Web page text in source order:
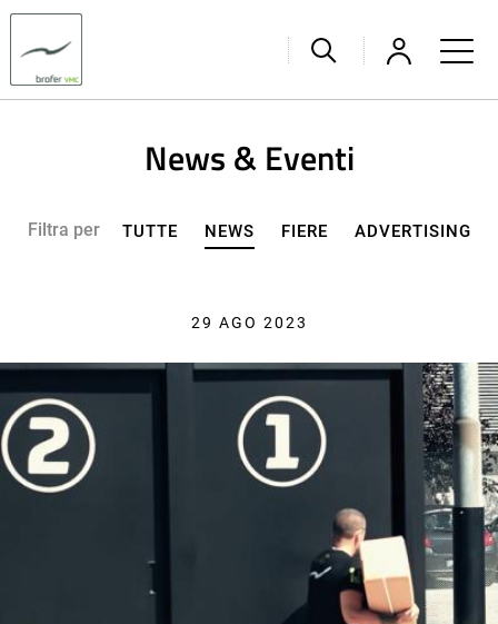
News & Eventi
Filtra per TUTTE NEWS FIERE ADVERTISING
29 AGO 2023